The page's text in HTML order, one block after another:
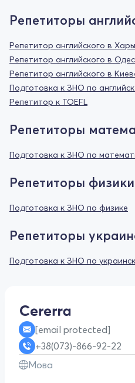
Репетиторы
Репетитор английского в
Репетитор английского в
Репетитор английского в
Подготовка к ЗНО по
Репетитор к TOEFL
Репетиторы
Подготовка к ЗНО по
Репетиторы физики
Подготовка к ЗНО по физике
Репетиторы
Подготовка к ЗНО по
[email protected]
+38(073)-866-92-22
Мова